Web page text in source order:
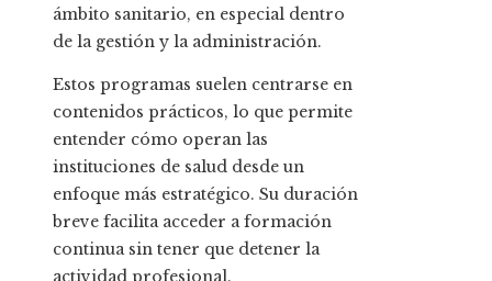
ámbito sanitario, en especial dentro
de la gestión y la administración.
Estos programas suelen centrarse en
contenidos prácticos, lo que permite
entender cómo operan las
instituciones de salud desde un
enfoque más estratégico. Su duración
breve facilita acceder a formación
continua sin tener que detener la
actividad profesional.